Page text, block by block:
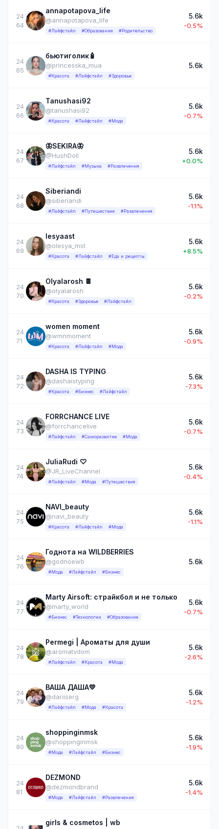
24
64
annapotapova_life
@annapotapova_life
#Лайфстайл #Образование #Родительство
5.6k
-0.5%
24
65
бьютиголик🧴
@princesska_mua
#Красота #Лайфстайл #Здоровье
5.6k
24
66
Tanushasi92
@tanushasi92
#Красота #Лайфстайл #Мода
5.6k
-0.7%
24
67
🦋SEKIRA🦋
@HushDoll
#Лайфстайл #Музыка #Развлечения
5.6k
+0.0%
24
68
Siberiandi
@siberiandi
#Лайфстайл #Путешествия #Развлечения
5.6k
-1.1%
24
69
lesyaast
@olesya_mst
#Красота #Лайфстайл #Еда и рецепты
5.6k
+8.5%
24
70
Olyalarosh 🍫
@olyalarosh
#Красота #Здоровье #Лайфстайл
5.6k
-0.2%
24
71
women moment
@wmnmoment
#Красота #Лайфстайл #Мода
5.6k
-0.9%
24
72
DASHA IS TYPING
@dashaistyping
#Красота #Бизнес #Лайфстайл
5.6k
-7.3%
24
73
FORRCHANCE LIVE
@forrchancelive
#Лайфстайл #Саморазвитие #Мода
5.6k
-0.7%
24
74
JuliaRudi ♡
@JR_LiveChannel
#Лайфстайл #Мода #Путешествия
5.6k
-0.4%
24
75
NAVI_beauty
@navi_beauty
#Красота #Лайфстайл #Мода
5.6k
-1.1%
24
76
Годнота на WILDBERRIES
@godnoewb
#Мода #Лайфстайл #Бизнес
5.6k
24
77
Marty Airsoft: страйкбол и не только
@marty_world
#Бизнес #Технологии #Образование
5.6k
-0.7%
24
78
Permegi | Ароматы для души
@aromatvdom
#Лайфстайл #Красота #Мода
5.6k
-2.6%
24
79
ВАША ДАША💛
@dariiserg
#Лайфстайл #Мода #Красота
5.6k
-1.2%
24
80
shoppinginmsk
@shoppinginmsk
#Мода #Лайфстайл #Бизнес
5.6k
-1.9%
24
81
DEZMOND
@dezmondbrand
#Мода #Лайфстайл #Развлечения
5.6k
-1.4%
girls & cosmetos | wb